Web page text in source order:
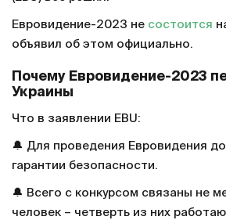
Евровидение-2023 не состоится
объявил об этом официально.
Почему Евровидение-2023
Украины
Что в заявлении EBU:
🔔 Для проведения Евровидения
гарантии безопасности.
🔔 Всего с конкурсом связаны не
человек – четверть из них